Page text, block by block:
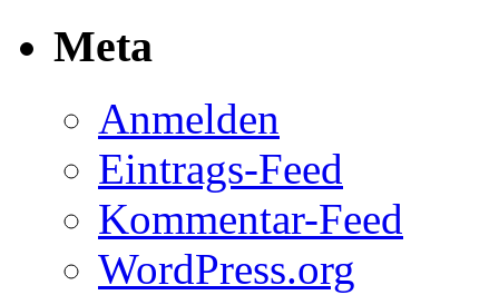
Meta
Anmelden
Eintrags-Feed
Kommentar-Feed
WordPress.org